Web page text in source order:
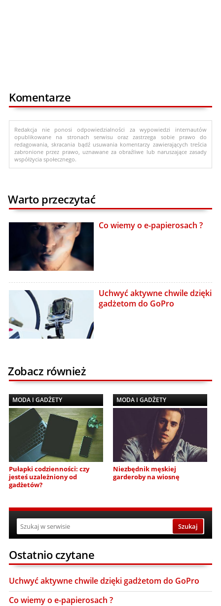
Komentarze
Redakcja nie ponosi odpowiedzialności za wypowiedzi internautów
opublikowane na stronach serwisu oraz zastrzega sobie prawo do
redagowania, skracania bądź usuwania komentarzy zawierających treścia
zabronione przez prawo, uznawane za obraźliwe lub naruszające zasady
współżycia społecznego.
Warto przeczytać
Co wiemy o e-papierosach ?
Uchwyć aktywne chwile dzięki
gadżetom do GoPro
Zobacz również
MODA I GADŻETY
Pułapki codzienności: czy
jesteś uzależniony od
gadżetów?
MODA I GADŻETY
Niezbędnik męskiej
garderoby na wiosnę
Ostatnio czytane
Uchwyć aktywne chwile dzięki gadżetom do GoPro
Co wiemy o e-papierosach ?